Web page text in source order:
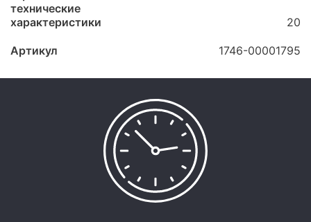
технические
характеристики
20
Артикул 1746-00001795